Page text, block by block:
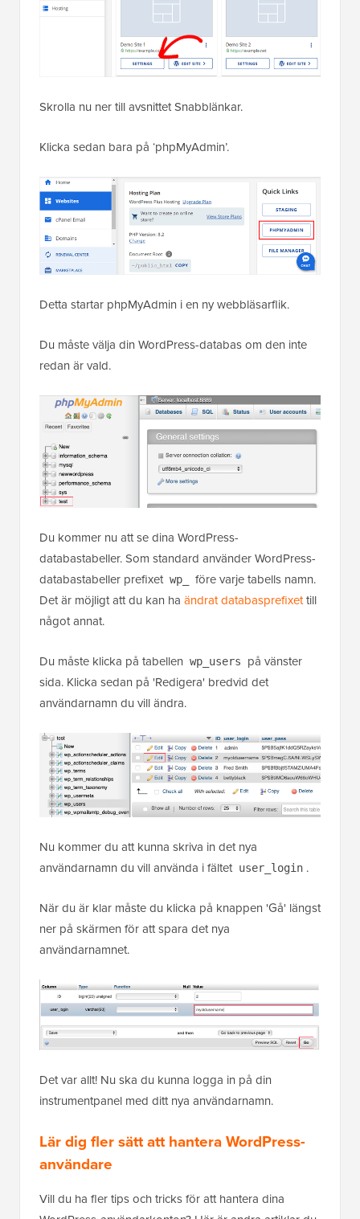
Skrolla nu ner till avsnittet Snabblänkar.
Klicka sedan bara på ‘phpMyAdmin’.
Detta startar phpMyAdmin i en ny webbläsarflik.
Du måste välja din WordPress-databas om den inte
redan är vald.
Du kommer nu att se dina WordPress-
databastabeller. Som standard använder WordPress-
databastabeller prefixet wp_
före varje tabells namn.
Det är möjligt att du kan ha ändrat databasprefixettill
något annat.
Du måste klicka på tabellen wp_users
på vänster
sida. Klicka sedan på 'Redigera' bredvid det
användarnamn du vill ändra.
Nu kommer du att kunna skriva in det nya
användarnamn du vill använda i fältet user_login .
När du är klar måste du klicka på knappen 'Gå' längst
ner på skärmen för att spara det nya
användarnamnet.
Det var allt! Nu ska du kunna logga in på din
instrumentpanel med ditt nya användarnamn.
Lär dig fler sätt att hantera WordPress-
användare
Vill du ha fler tips och tricks för att hantera dina